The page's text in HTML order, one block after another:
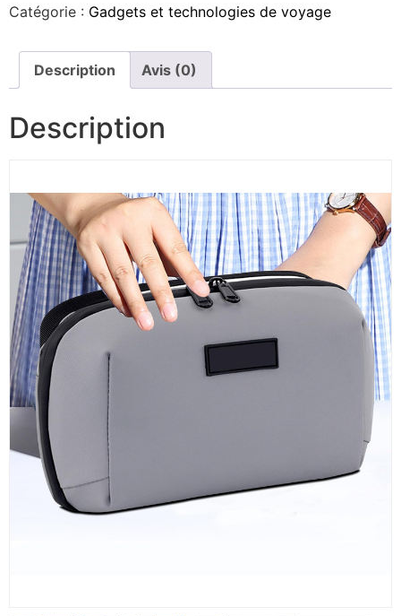
Catégorie : Gadgets et technologies de voyage
Description Avis (0)
Description